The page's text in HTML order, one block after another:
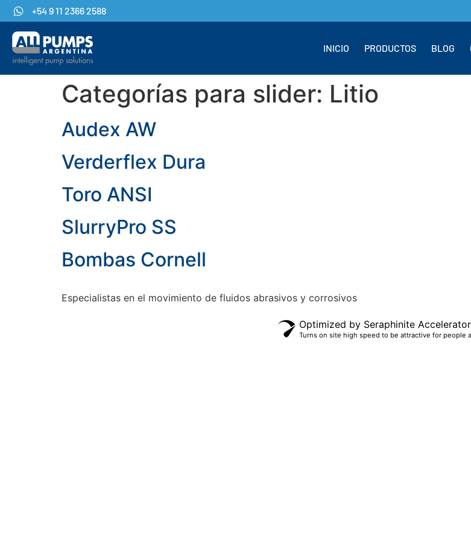
+54 9 11 2366 2588
INICIO PRODUCTOS BLOG
Categorías para slider: Litio
Audex AW
Verderflex Dura
Toro ANSI
SlurryPro SS
Bombas Cornell
Especialistas en el movimiento de fluidos abrasivos y corrosivos
Optimized by Seraphinite Accelerator
Turns on site high speed to be attractive for people